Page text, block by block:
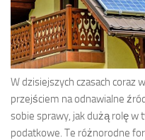
W dzisiejszych czasach coraz
przejściem na odnawialne
sobie sprawy, jak dużą rolę w
podatkowe. Te różnorodne